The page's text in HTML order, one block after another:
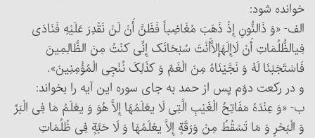
خوانده شود:
الف- «وَ ذَالنُّونِ إِذْ ذَهَبَ مُغَاضِباً فَظَنَّ أَنْ لَنْ نَقْدِرَ عَلَیْهِ فَنَادَی
فِی‎الظُّلُمَاتِ أَنْ لَاإِلَهَ‎إِلاَّأَنْتَ سُبْحَانَک إِنِّی کنْتُ مِنَ الظَّالِمِینَ
فَاسْتَجَبْنَا لَهُ وَ نَجَّیْنَاهُ مِنَ الْغَمِّ وَ کذَلِکَ نُنْجِی الْمُؤْمِنِینَ».
و در رکعت دوّم پس از حمد به جای سوره این آیه را بخواند:
ب- «وَ عِنْدَهُ مَفَاتِحُ الْغَیْبِ الَّتِی لَا یعْلَمُهَا إِلاَّ هُوَ وَ یعْلَمُ مَا فِی الْبَرِّ
وَ الْبَحْرِ وَ مَا تَسْقُطُ مِنْ وَرَقَةٍ إِلاَّ یعْلَمُهَا وَ لَا حَبَّةٍ فِی ظُلُمَاتِ